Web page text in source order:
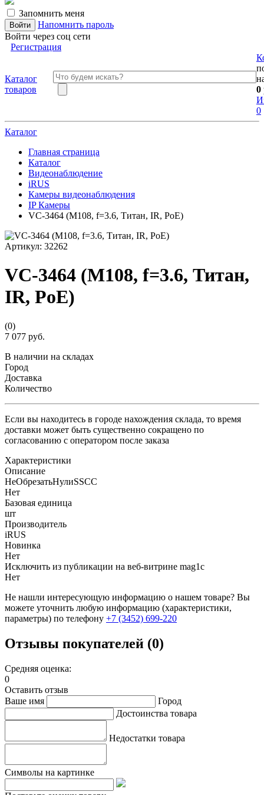
Запомнить меня
Напомнить пароль
Войти через соц сети
Регистрация
Каталог
товаров
0
0
Каталог
Главная страница
Каталог
Видеонаблюдение
iRUS
Камеры видеонаблюдения
IP Камеры
VC-3464 (M108, f=3.6, Титан, IR, PoE)
Артикул: 32262
VC-3464 (M108, f=3.6, Титан,
IR, PoE)
(0)
7 077 руб.
В наличии на складах
Город
Доставка
Количество
Если вы находитесь в городе нахождения склада, то время
доставки может быть существенно сокращено по
согласованию с оператором после заказа
Характеристики
Описание
НеОбрезатьНулиSSCC
Нет
Базовая единица
шт
Производитель
iRUS
Новинка
Нет
Исключить из публикации на веб-витрине mag1c
Нет
Не нашли интересующую информацию о нашем товаре? Вы
можете уточнить любую информацию (характеристики,
параметры) по телефону +7 (3452) 699-220
Отзывы покупателей (0)
Средняя оценка:
0
Оставить отзыв
Ваше имя
Город
Достоинства товара
Недостатки товара
Символы на картинке